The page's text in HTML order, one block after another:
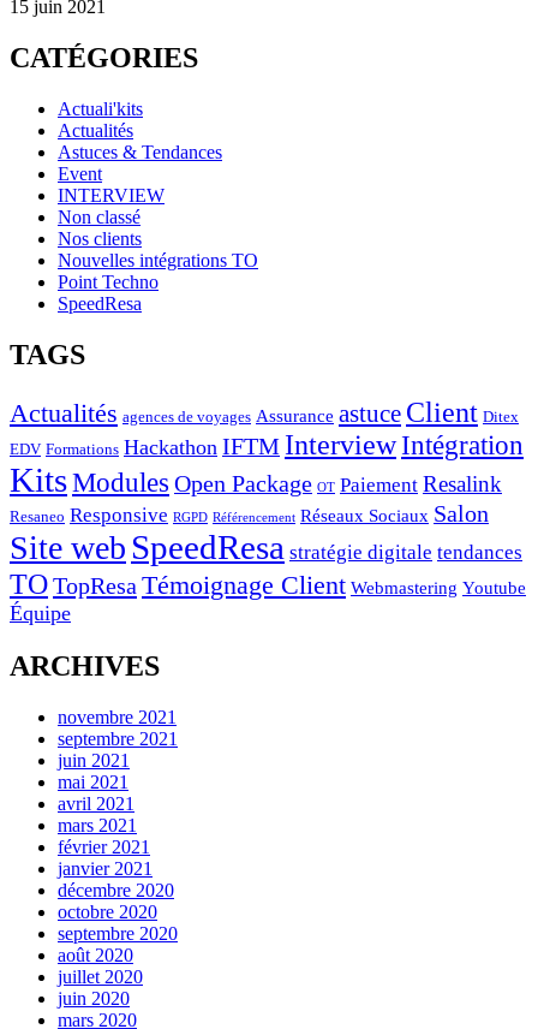
15 juin 2021
CATÉGORIES
Actuali'kits
Actualités
Astuces & Tendances
Event
INTERVIEW
Non classé
Nos clients
Nouvelles intégrations TO
Point Techno
SpeedResa
TAGS
Actualités agences de voyages Assurance astuce Client Ditex
EDV Formations Hackathon IFTM InterviewIntégration
KitsModules Open Package OT Paiement Resalink
Resaneo Responsive RGPD Référencement Réseaux Sociaux Salon
Site web SpeedResa stratégie digitale tendances
TOTopResa Témoignage Client Webmastering Youtube
Équipe
ARCHIVES
novembre 2021
septembre 2021
juin 2021
mai 2021
avril 2021
mars 2021
février 2021
janvier 2021
décembre 2020
octobre 2020
septembre 2020
août 2020
juillet 2020
juin 2020
mars 2020